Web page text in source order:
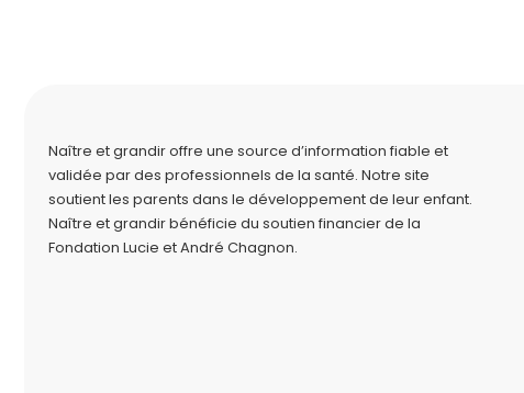
Naître et grandir offre une source d’information fiable et
validée par des professionnels de la santé. Notre site
soutient les parents dans le développement de leur enfant.
Naître et grandir bénéficie du soutien financier de la
Fondation Lucie et André Chagnon.